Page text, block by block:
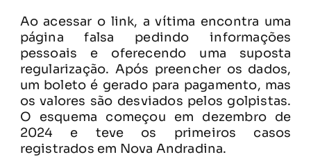
Ao acessar o link, a vítima encontra uma
página falsa pedindo informações
pessoais e oferecendo uma suposta
regularização. Após preencher os dados,
um boleto é gerado para pagamento, mas
os valores são desviados pelos golpistas.
O esquema começou em dezembro de
2024 e teve os primeiros casos
registrados em Nova Andradina.